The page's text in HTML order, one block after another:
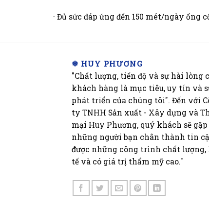
· Đủ sức đáp ứng đến 150 mét/ngày ống
❅ HUY PHƯƠNG
"Chất lượng, tiến độ và sự hài lòng
khách hàng là mục tiêu, uy tín và
phát triển của chúng tôi". Đến với
ty TNHH Sản xuất - Xây dựng và
mại Huy Phương, quý khách sẽ gặp
những người bạn chân thành tin
được những công trình chất
tế và có giá trị thẩm mỹ cao."